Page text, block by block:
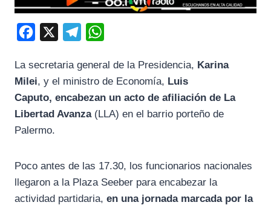
c
e
b
l
e
g
a
t
s
La secretaria general de la Presidencia, Karina
Milei, y el ministro de Economía, Luis
Caputo, encabezan un acto de afiliación de La
Libertad Avanza (LLA) en el barrio porteño de
Palermo.
Poco antes de las 17.30, los funcionarios nacionales
llegaron a la Plaza Seeber para encabezar la
actividad partidaria, en una jornada marcada por la